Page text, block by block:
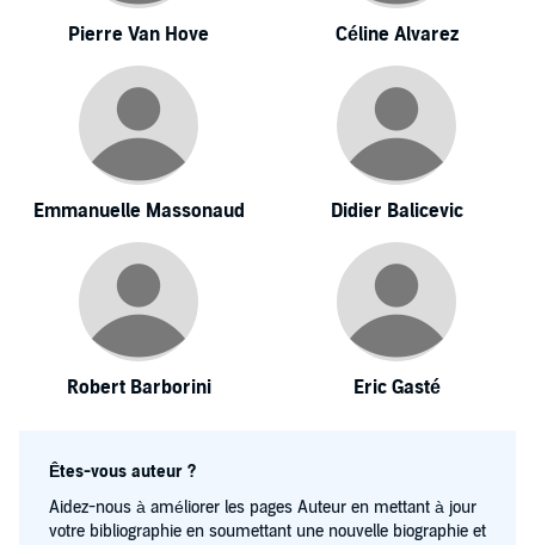
Pierre Van Hove Céline Alvarez
Emmanuelle Massonaud Didier Balicevic
Robert Barborini Eric Gasté
Êtes-vous auteur ?
Aidez-nous à améliorer les pages Auteur en mettant à jour
votre bibliographie en soumettant une nouvelle biographie et